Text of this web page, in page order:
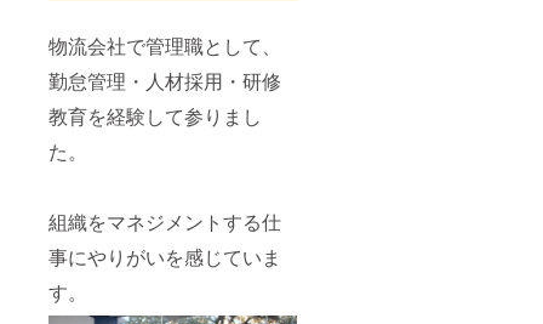
物流会社で管理職として、
勤怠管理・人材採用・研修
教育を経験して参りまし
た。
組織をマネジメントする仕
事にやりがいを感じていま
す。